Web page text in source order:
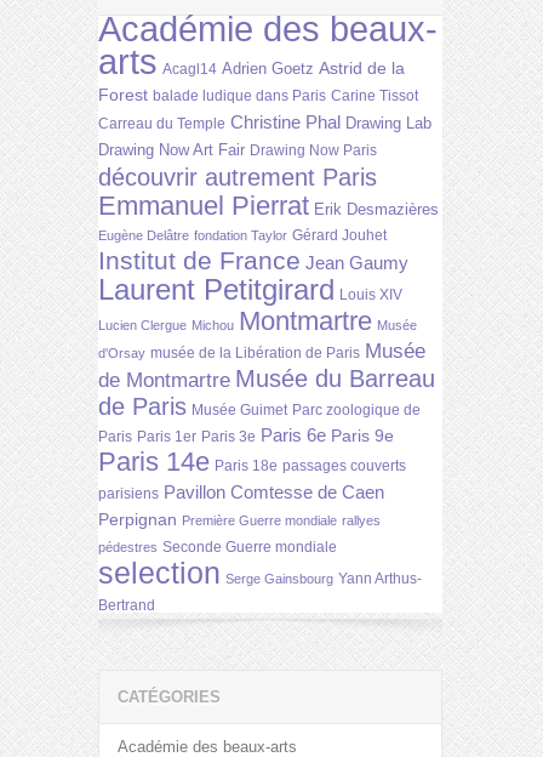
Académie des beaux-
arts Acagl14 Adrien Goetz Astrid de la
Forest balade ludique dans Paris Carine Tissot
Carreau du Temple Christine Phal Drawing Lab
Drawing Now Art Fair Drawing Now Paris
découvrir autrement Paris
Emmanuel Pierrat Erik Desmazières
Eugène Delâtre fondation Taylor Gérard Jouhet
Institut de France Jean Gaumy
Laurent Petitgirard Louis XIV
Lucien Clergue Michou Montmartre Musée
d'Orsay musée de la Libération de Paris Musée
de Montmartre Musée du Barreau
de Paris Musée Guimet Parc zoologique de
Paris Paris 1er Paris 3e Paris 6e Paris 9e
Paris 14e Paris 18e passages couverts
parisiens Pavillon Comtesse de Caen
Perpignan Première Guerre mondiale rallyes
pédestres Seconde Guerre mondiale
selection Serge Gainsbourg Yann Arthus-
Bertrand
CATÉGORIES
Académie des beaux-arts